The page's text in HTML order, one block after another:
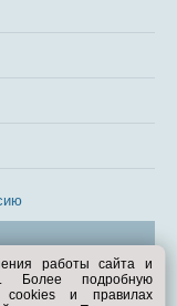
работы сайта и
Более подробную
cookies и правилах